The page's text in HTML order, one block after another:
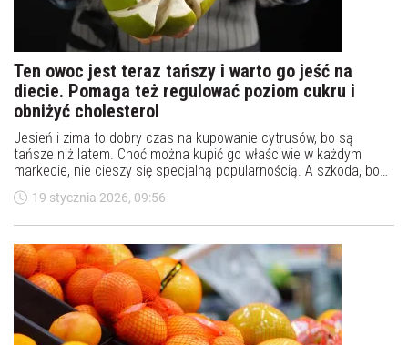
Ten owoc jest teraz tańszy i warto go jeść na
diecie. Pomaga też regulować poziom cukru i
obniżyć cholesterol
Jesień i zima to dobry czas na kupowanie cytrusów, bo są
tańsze niż latem. Choć można kupić go właściwie w każdym
markecie, nie cieszy się specjalną popularnością. A szkoda, bo
ma wiele cennych właściwości.
19 stycznia 2026, 09:56